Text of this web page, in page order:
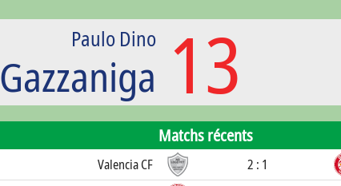
13
Paulo Dino
Gazzaniga
Matchs récents
Valencia CF 2 : 1